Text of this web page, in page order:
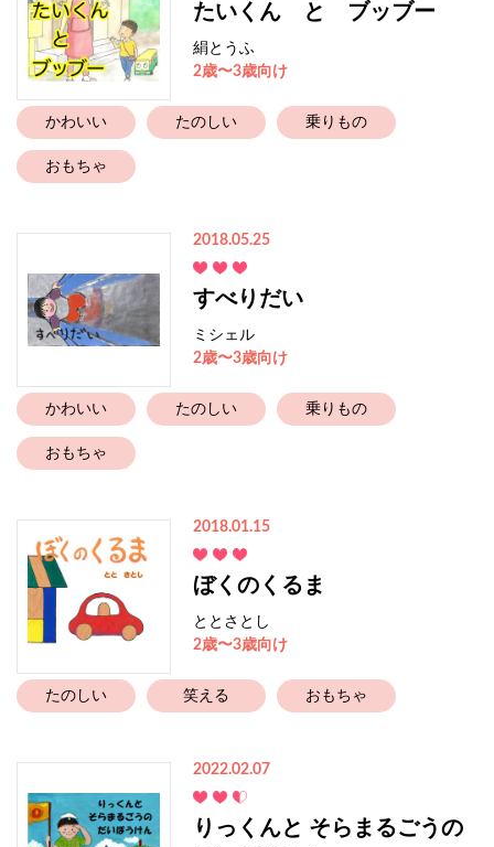
たいくん と ブッブー
絹とうふ
2歳〜3歳向け
かわいい たのしい 乗りもの
おもちゃ
2018.05.25
すべりだい
ミシェル
2歳〜3歳向け
かわいい たのしい 乗りもの
おもちゃ
2018.01.15
ぼくのくるま
ととさとし
2歳〜3歳向け
たのしい 笑える おもちゃ
2022.02.07
りっくんと そらまるごうの